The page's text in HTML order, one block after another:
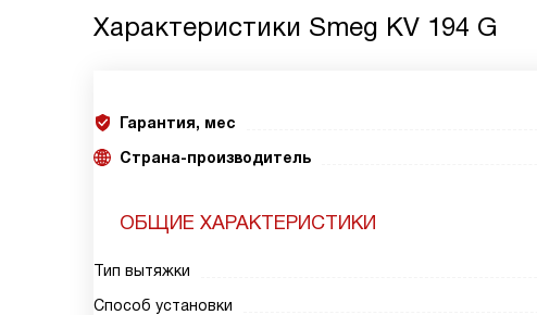
Характеристики Smeg KV 194 G
Гарантия, мес
Страна-производитель
ОБЩИЕ ХАРАКТЕРИСТИКИ
Тип вытяжки
Способ установки